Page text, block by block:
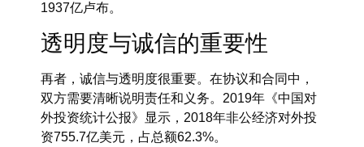
1937亿卢布。
透明度与诚信的重要性
再者， 诚信与透明度很重要。在协议和合同中，
双方需要清晰说明责任和义务。2019年《中国对
外投资统计公报》显示，2018年非公经济对外投
资755.7亿美元，占总额62.3%。